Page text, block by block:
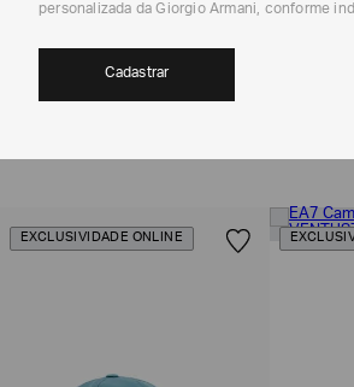
TÊNIS FEMININO |
EXCLUSIVIDADE ONLINE
personalizada da Giorgio Armani, conforme
Cadastrar